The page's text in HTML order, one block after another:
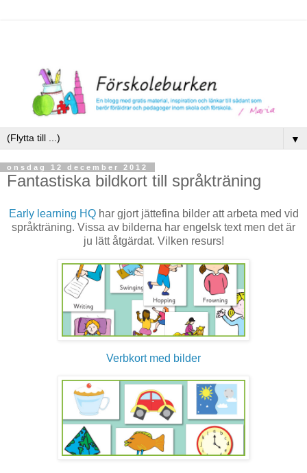
▼
onsdag 12 december 2012
Fantastiska bildkort till språkträning
Early learning HQhar gjort jättefina bilder att arbeta med vid
språkträning. Vissa av bilderna har engelsk text men det är
ju lätt åtgärdat. Vilken resurs!
Verbkort med bilder